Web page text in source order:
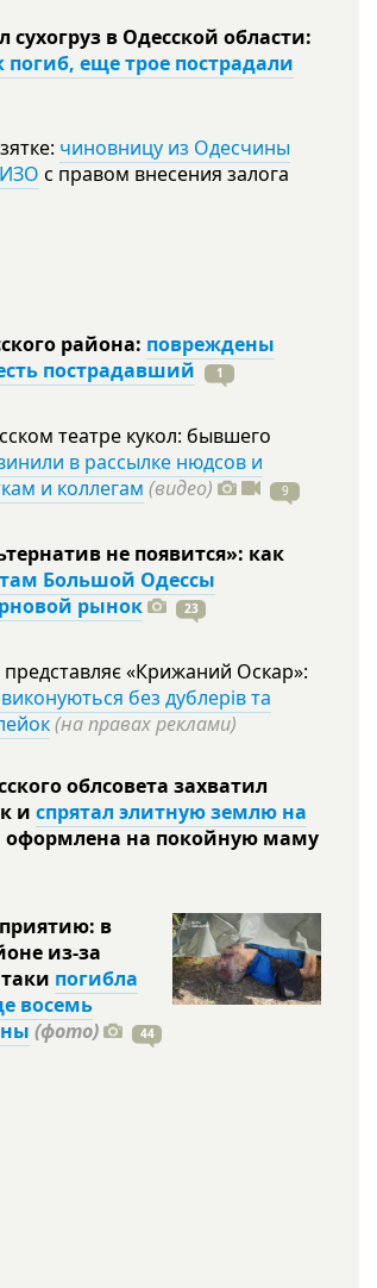
сухогруз в Одесской области:
погиб, еще трое пострадали
чиновницу из Одесчины
с правом внесения залога
района: повреждены
пострадавший
1
театре кукол: бывшего
в рассылке нюдсов и
и коллегам (видео) 9
не появится»: как
Большой Одессы
рынок
23
«Крижаний Оскар»:
без дублерів та
(на правах реклами)
облсовета захватил
и спрятал элитную землю на
оформлена на покойную маму
в
из-за
погибла
восемь
(фото) 44